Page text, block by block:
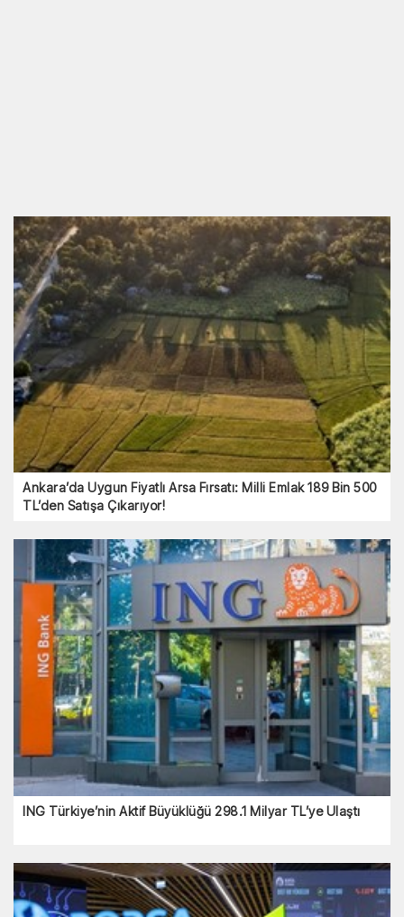
Ankara’da Uygun Fiyatlı Arsa Fırsatı: Milli Emlak 189 Bin 500
TL’den Satışa Çıkarıyor!
ING Türkiye’nin Aktif Büyüklüğü 298.1 Milyar TL’ye Ulaştı